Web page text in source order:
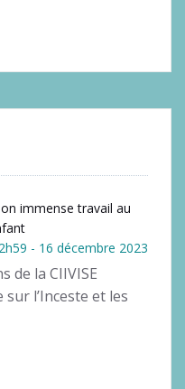
immense travail au
- 16 décembre 2023
de la CIIVISE
l’Inceste et les